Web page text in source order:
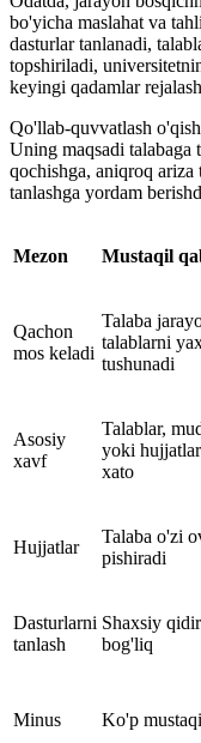
bo'yicha maslahat va
dasturlar tanlanadi,
topshiriladi,
keyingi qadamlar
Qo'llab-quvvatlash
Uning maqsadi talabaga
qochishga, aniqroq
tanlashga yordam
Mezon Mustaqil
Qachon
mos keladi
Talaba
talablarni
tushunadi
Asosiy
xavf
Talablar,
yoki
xato
Hujjatlar
Talaba o'zi
pishiradi
Dasturlarni
tanlash
Shaxsiy
bog'liq
Minus Ko'p